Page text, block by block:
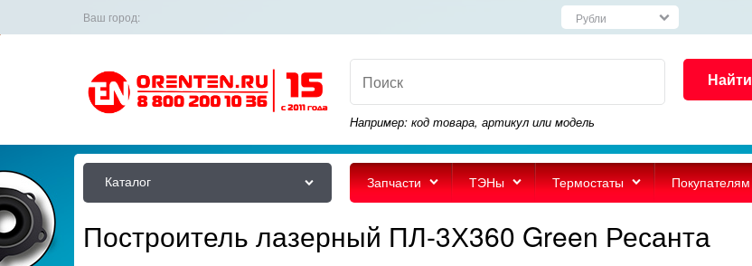
Ваш город:
Найти
Например: код товара, артикул или модель
Каталог Запчасти ТЭНы Термостаты Покупателям
Построитель лазерный ПЛ-3Х360 Green Ресанта